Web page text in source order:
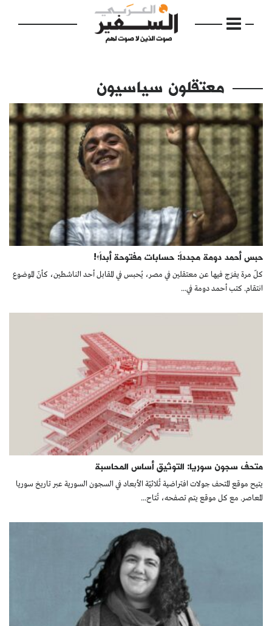
الرئيسية
مواضيع
إفتتاحية
فكرة
دفاتر
بالصورة
كتّابنا
الأرشيف
معتقلون سياسيون
حبس أحمد دومة مجدداً: حسابات مفتوحة أبداً؟!
كلّ مرة يفرَج فيها عن معتقلين في مصر، يُحبس في المقابل أحد الناشطين، كأنّ الموضوع
انتقام. كتب أحمد دومة في...
متحف سجون سوريا: التوثيق أساس المحاسبة
يتيح موقع المتحف جولات افتراضية ثُلاثيّة الأبعاد في السجون السورية عبر تاريخ سوريا
المعاصر. مع كل موقع يتم تصفحه، تُتاح...